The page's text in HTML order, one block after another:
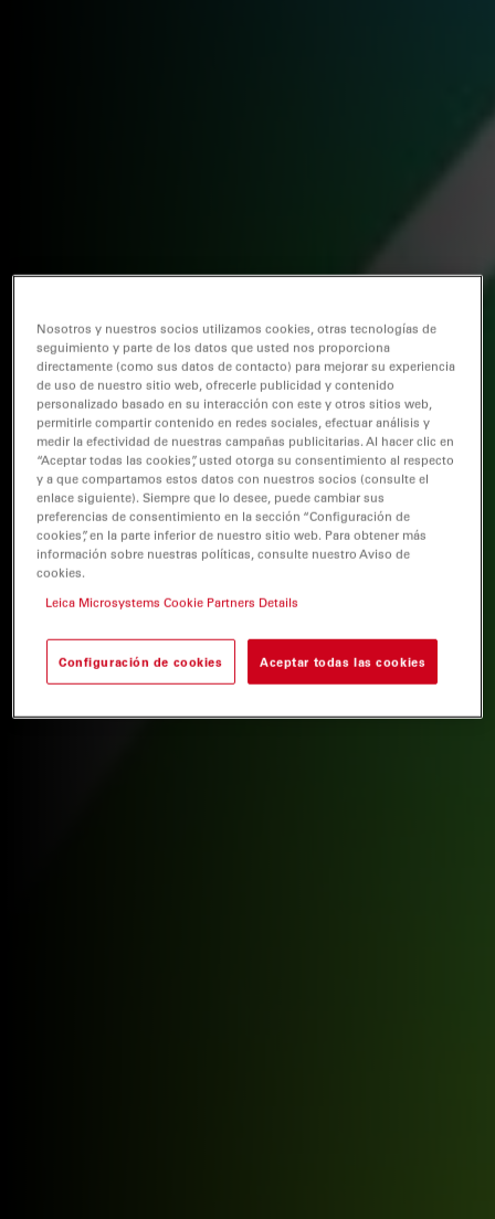
Nosotros y nuestros socios utilizamos cookies, otras tecnologías de
seguimiento y parte de los datos que usted nos proporciona
directamente (como sus datos de contacto) para mejorar su experiencia
de uso de nuestro sitio web, ofrecerle publicidad y contenido
personalizado basado en su interacción con este y otros sitios web,
permitirle compartir contenido en redes sociales, efectuar análisis y
medir la efectividad de nuestras campañas publicitarias. Al hacer clic en
“Aceptar todas las cookies”, usted otorga su consentimiento al respecto
y a que compartamos estos datos con nuestros socios (consulte el
enlace siguiente). Siempre que lo desee, puede cambiar sus
preferencias de consentimiento en la sección “Configuración de
cookies”, en la parte inferior de nuestro sitio web. Para obtener más
información sobre nuestras políticas, consulte nuestro Aviso de
cookies.
Leica Microsystems Cookie Partners Details
Configuración de cookies Aceptar todas las cookies